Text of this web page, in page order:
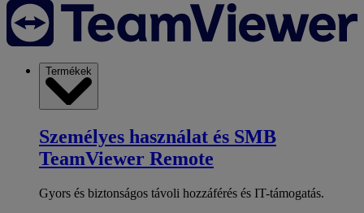
Termékek
Személyes használat és SMB
TeamViewer Remote
Gyors és biztonságos távoli hozzáférés és IT-támogatás.